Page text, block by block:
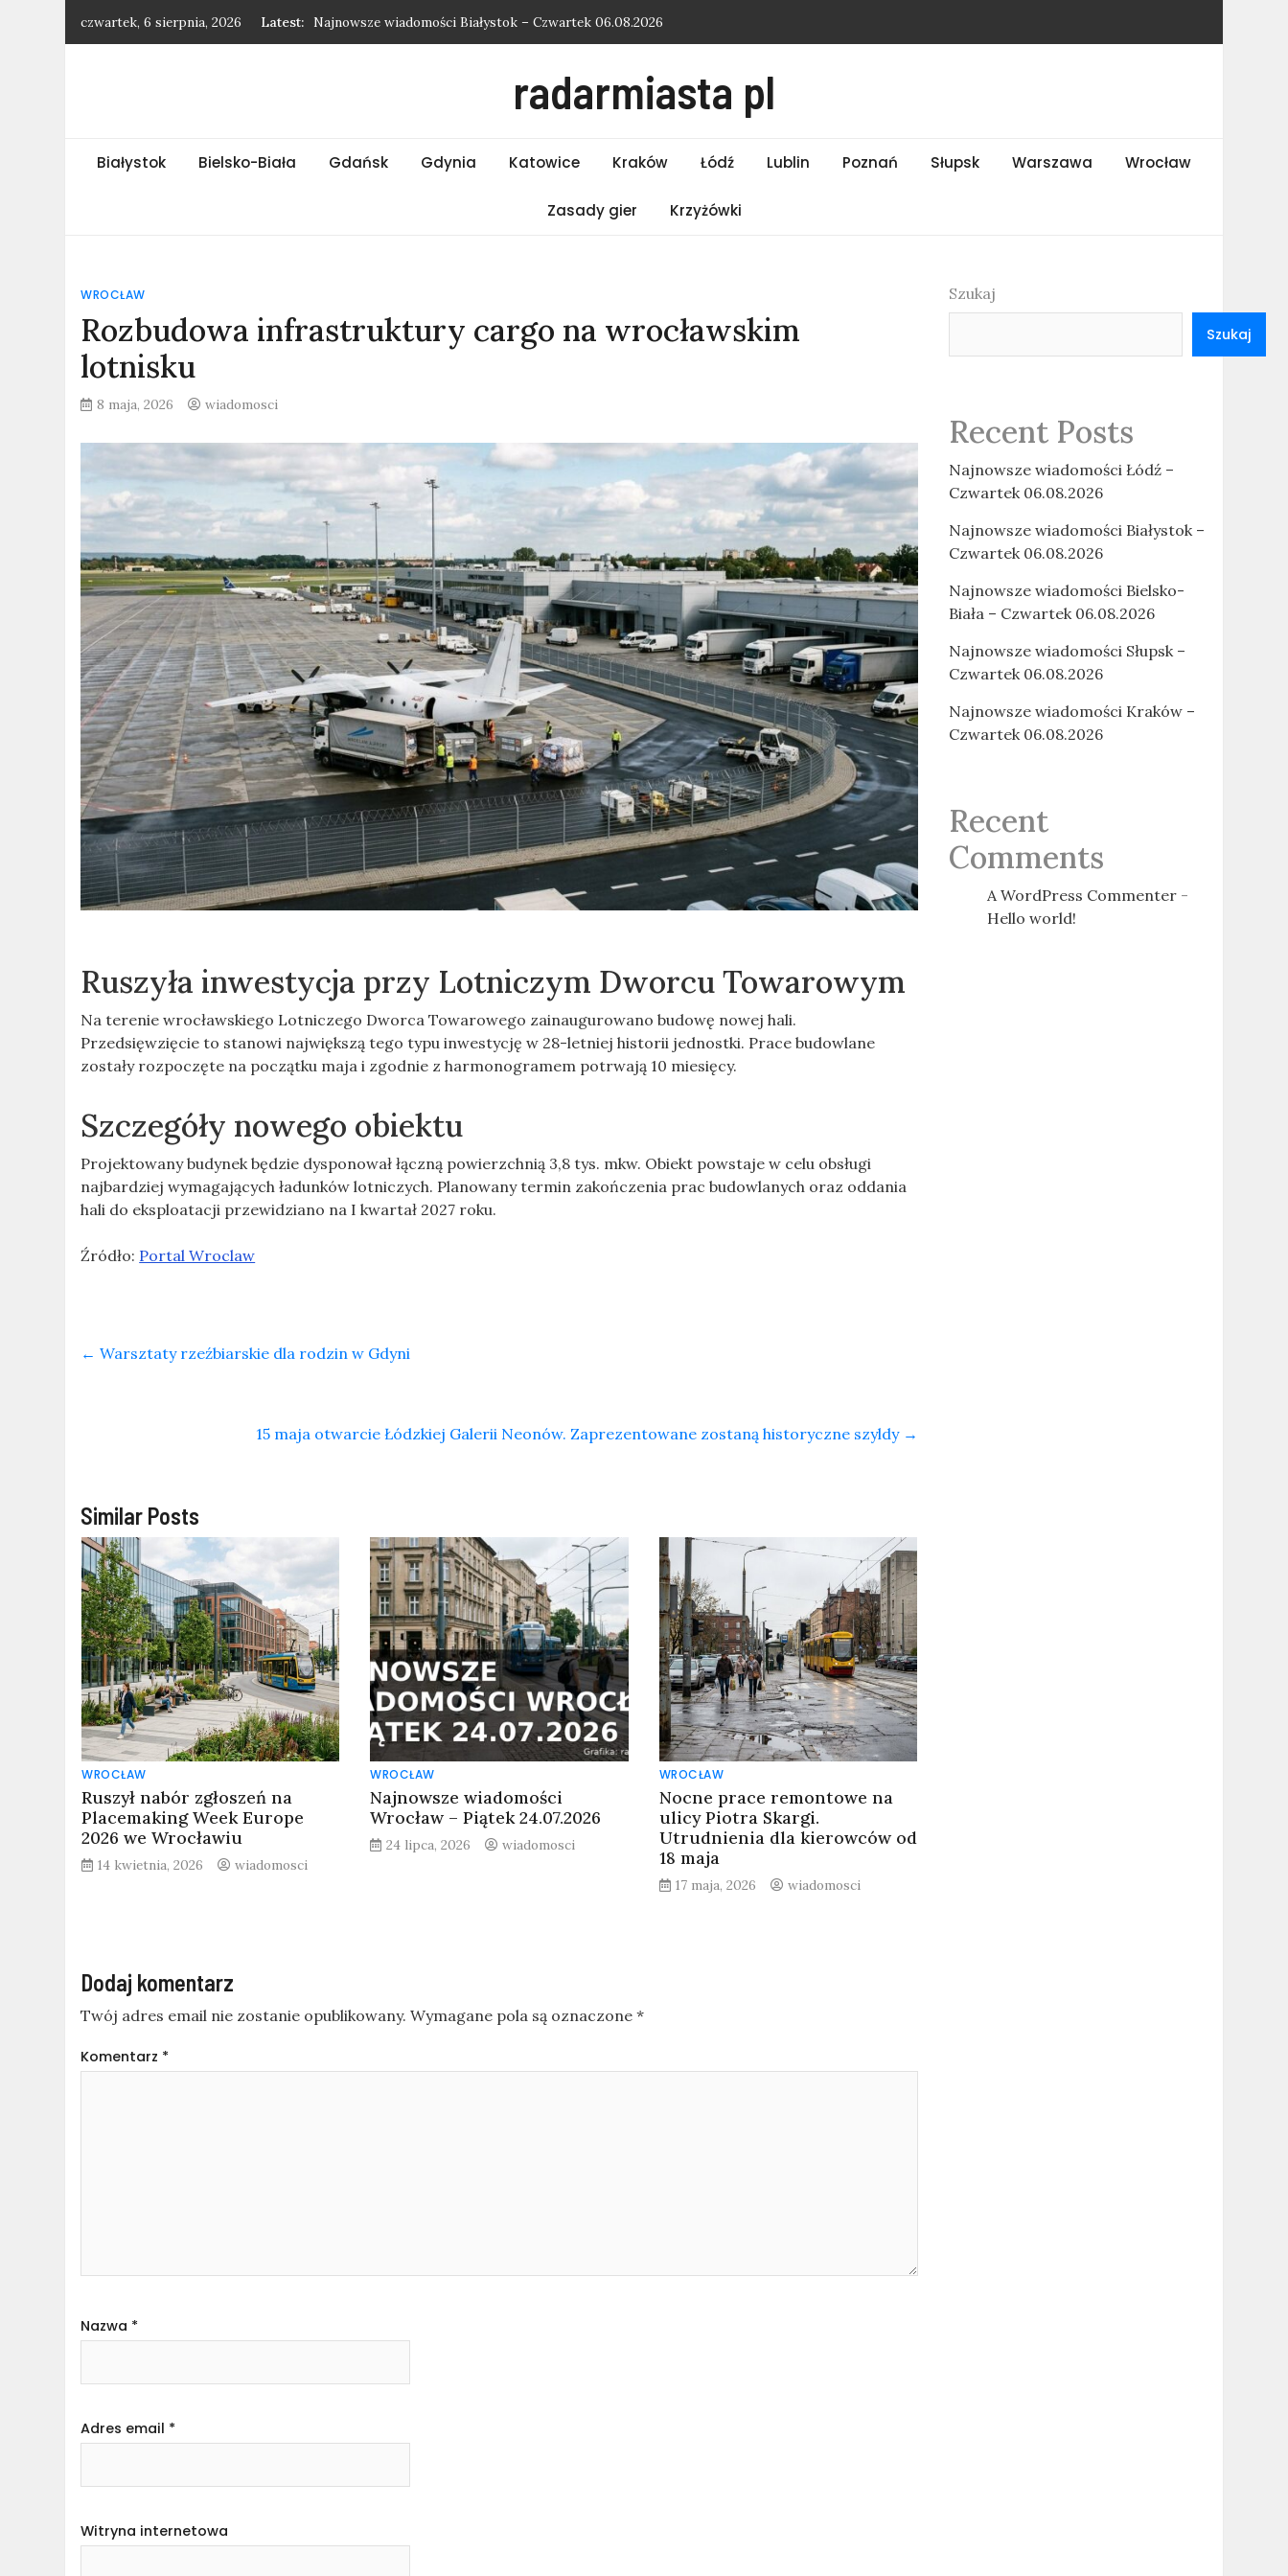
czwartek, 6 sierpnia, 2026 Latest:
Najnowsze wiadomości Białystok – Czwartek 06.08.2026
Najnowsze wiadomości Słupsk – Czwartek 06.08.2026
Najnowsze wiadomości Kraków – Czwartek 06.08.2026
radarmiasta pl
Białystok Bielsko-Biała Gdańsk Gdynia Katowice Kraków Łódź Lublin Poznań Słupsk Warszawa Wrocław
Zasady gier Krzyżówki
WROCŁAW
Rozbudowa infrastruktury cargo na wrocławskim
lotnisku
8 maja, 2026 wiadomosci
Ruszyła inwestycja przy Lotniczym Dworcu Towarowym
Na terenie wrocławskiego Lotniczego Dworca Towarowego zainaugurowano budowę nowej hali.
Przedsięwzięcie to stanowi największą tego typu inwestycję w 28-letniej historii jednostki. Prace budowlane
zostały rozpoczęte na początku maja i zgodnie z harmonogramem potrwają 10 miesięcy.
Szczegóły nowego obiektu
Projektowany budynek będzie dysponował łączną powierzchnią 3,8 tys. mkw. Obiekt powstaje w celu obsługi
najbardziej wymagających ładunków lotniczych. Planowany termin zakończenia prac budowlanych oraz oddania
hali do eksploatacji przewidziano na I kwartał 2027 roku.
Źródło: Portal Wroclaw
← Warsztaty rzeźbiarskie dla rodzin w Gdyni
15 maja otwarcie Łódzkiej Galerii Neonów. Zaprezentowane zostaną historyczne szyldy →
Similar Posts
WROCŁAW
Ruszył nabór zgłoszeń na
Placemaking Week Europe
2026 we Wrocławiu
14 kwietnia, 2026 wiadomosci
WROCŁAW
Najnowsze wiadomości
Wrocław – Piątek 24.07.2026
24 lipca, 2026 wiadomosci
WROCŁAW
Nocne prace remontowe na
ulicy Piotra Skargi.
Utrudnienia dla kierowców od
18 maja
17 maja, 2026 wiadomosci
Dodaj komentarz
Twój adres email nie zostanie opublikowany. Wymagane pola są oznaczone*
Komentarz *
Nazwa *
Adres email *
Witryna internetowa
Szukaj
Szukaj
Recent Posts
Najnowsze wiadomości Łódź –
Czwartek 06.08.2026
Najnowsze wiadomości Białystok –
Czwartek 06.08.2026
Najnowsze wiadomości Bielsko-
Biała – Czwartek 06.08.2026
Najnowsze wiadomości Słupsk –
Czwartek 06.08.2026
Najnowsze wiadomości Kraków –
Czwartek 06.08.2026
Recent
Comments
A WordPress Commenter-
Hello world!